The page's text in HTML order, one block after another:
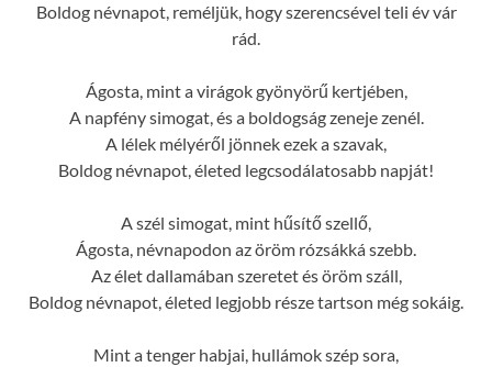
Boldog névnapot, reméljük, hogy szerencsével teli év vár
rád.
Ágosta, mint a virágok gyönyörű kertjében,
A napfény simogat, és a boldogság zeneje zenél.
A lélek mélyéről jönnek ezek a szavak,
Boldog névnapot, életed legcsodálatosabb napját!
A szél simogat, mint hűsítő szellő,
Ágosta, névnapodon az öröm rózsákká szebb.
Az élet dallamában szeretet és öröm száll,
Boldog névnapot, életed legjobb része tartson még sokáig.
Mint a tenger habjai, hullámok szép sora,